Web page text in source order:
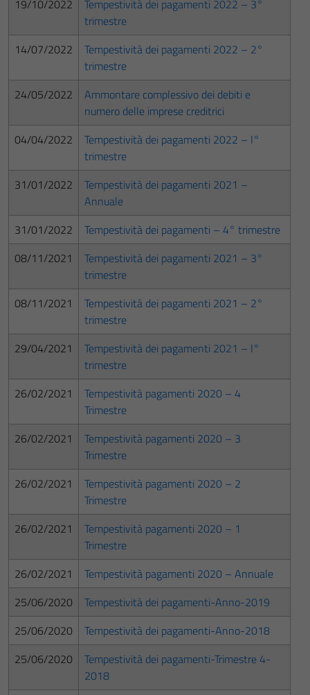
19/10/2022
Tempestività dei pagamenti 2022 – 3°
trimestre
14/07/2022
Tempestività dei pagamenti 2022 – 2°
trimestre
24/05/2022
Ammontare complessivo dei debiti e
numero delle imprese creditrici
04/04/2022
Tempestività dei pagamenti 2022 – I°
trimestre
31/01/2022
Tempestività dei pagamenti 2021 –
Annuale
31/01/2022
Tempestività dei pagamenti – 4° trimestre
08/11/2021
Tempestività dei pagamenti 2021 – 3°
trimestre
08/11/2021
Tempestività dei pagamenti 2021 – 2°
trimestre
29/04/2021
Tempestività dei pagamenti 2021 – I°
trimestre
26/02/2021
Tempestività pagamenti 2020 – 4
Trimestre
26/02/2021
Tempestività pagamenti 2020 – 3
Trimestre
26/02/2021
Tempestività pagamenti 2020 – 2
Trimestre
26/02/2021
Tempestività pagamenti 2020 – 1
Trimestre
26/02/2021
Tempestività pagamenti 2020 – Annuale
25/06/2020
Tempestività dei pagamenti-Anno-2019
25/06/2020
Tempestività dei pagamenti-Anno-2018
25/06/2020
Tempestività dei pagamenti-Trimestre 4-
2018